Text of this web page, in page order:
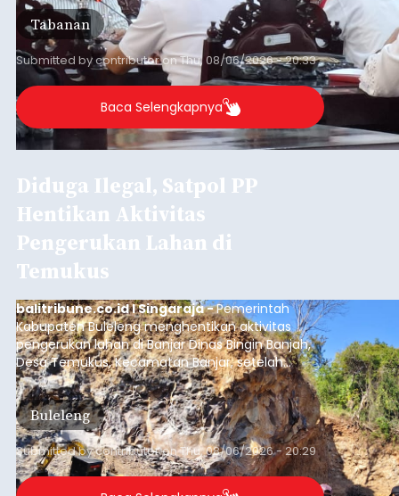
Tabanan
Submitted bycontributoronThu, 08/06/2026 - 20:33
Baca Selengkapnya
Diduga Ilegal, Satpol PP
Hentikan Aktivitas
Pengerukan Lahan di
Temukus
balitribune.co.id I Singaraja -Pemerintah
Kabupaten Buleleng menghentikan aktivitas
pengerukan lahan di Banjar Dinas Bingin Banjah,
Desa Temukus, Kecamatan Banjar, setelah
ditemukan indikasi kegiatan pengambilan
material yang tidak sesuai dengan peruntukan
kawasan.
Buleleng
Submitted bycontributoronThu, 08/06/2026 - 20:29